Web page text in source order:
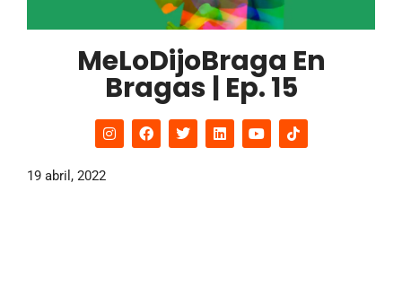
MeLoDijoBraga En
Bragas | Ep. 15
19 abril, 2022